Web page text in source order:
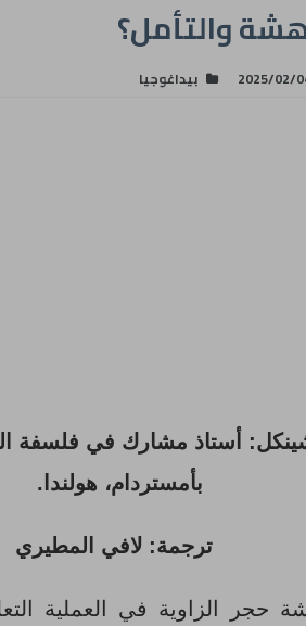
والتأمل؟
2025/02/ بيداغوجيا
أستاذ مشارك في فلسفة
بأمستردام، هولندا.
ترجمة: لافي المطيري
حجر الزاوية في العملية